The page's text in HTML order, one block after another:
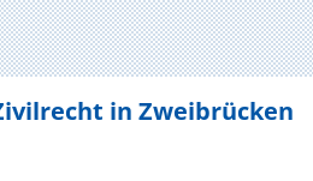
in Zweibrücken